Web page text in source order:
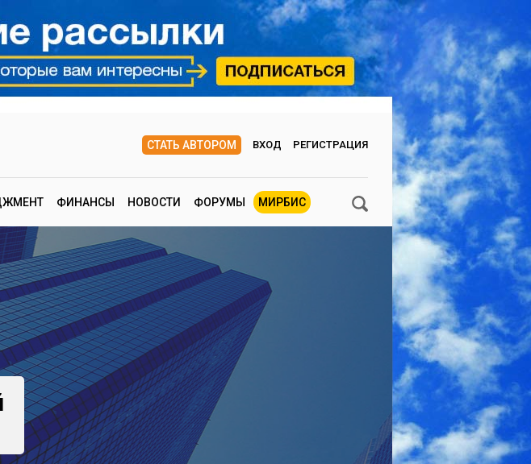
СТАТЬ АВТОРОМ ВХОД РЕГИСТРАЦИЯ
ФИНАНСЫ НОВОСТИ ФОРУМЫ МИРБИС